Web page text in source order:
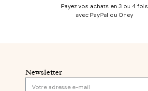
Payez vos achats en 3 ou 4 fois
avec PayPal ou Oney
Newsletter